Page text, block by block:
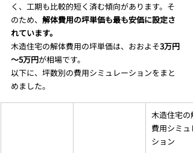
く、工期も比較的短く済む傾向があります。そ
のため、 解体費用の坪単価も最も安価に設定さ
れています。
木造住宅の解体費用の坪単価は、おおよそ3万円
～5万円が相場です。
以下に、坪数別の費用シミュレーションをまと
めました。
木造住宅の
費用シミュ
ション